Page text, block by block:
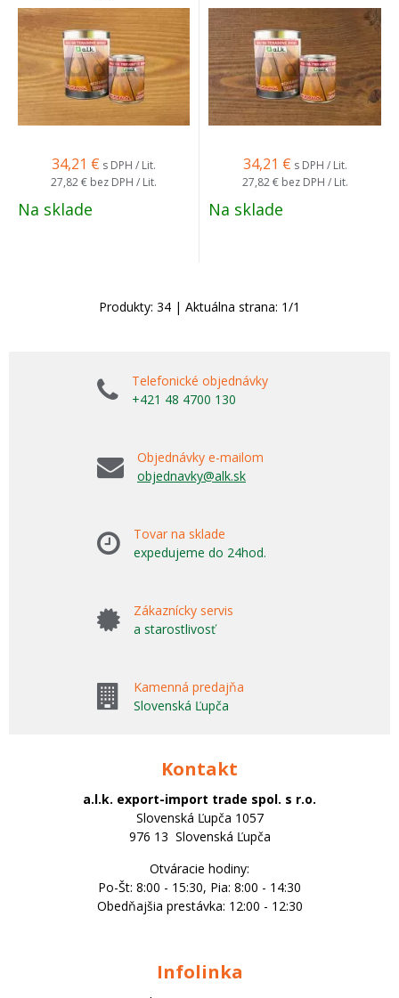
34,21 € s DPH / Lit.
27,82 € bez DPH / Lit.
Na sklade
34,21 € s DPH / Lit.
27,82 € bez DPH / Lit.
Na sklade
Produkty: 34 | Aktuálna strana: 1/1
Telefonické objednávky
+421 48 4700 130
Objednávky e-mailom
objednavky@alk.sk
Tovar na sklade
expedujeme do 24hod.
Zákaznícky servis
a starostlivosť
Kamenná predajňa
Slovenská Ľupča
Kontakt
a.l.k. export-import trade spol. s r.o.
Slovenská Ľupča 1057
976 13 Slovenská Ľupča
Otváracie hodiny:
Po-Št: 8:00 - 15:30, Pia: 8:00 - 14:30
Obedňajšia prestávka: 12:00 - 12:30
Infolinka